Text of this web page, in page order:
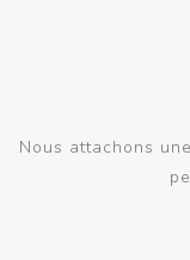
Nous attachons